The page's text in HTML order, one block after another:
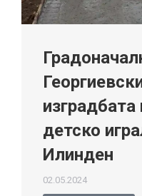
детско
Илинден
02.05.2024